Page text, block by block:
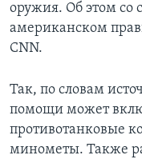
оружия. Об этом со
американском
CNN.
Так, по словам
помощи может
противотанковые
минометы. Также